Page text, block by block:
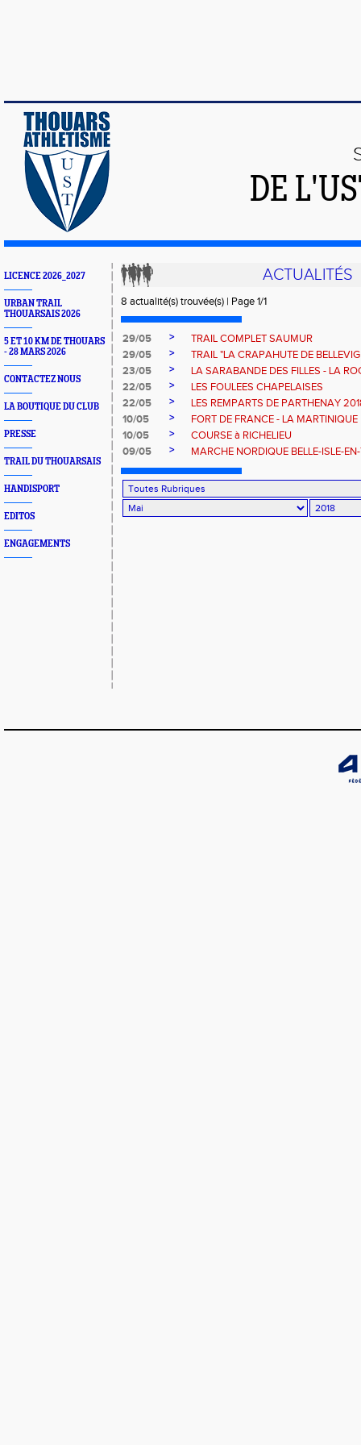
DE
LICENCE 2026_2027
URBAN TRAIL
THOUARSAIS 2026
5 ET 10 KM DE THOUARS
- 28 MARS 2026
CONTACTEZ NOUS
LA BOUTIQUE DU CLUB
PRESSE
TRAIL DU THOUARSAIS
HANDISPORT
EDITOS
ENGAGEMENTS
ACTUALITÉS
8 actualité(s) trouvée(s) | Page 1/1
29/05 >
TRAIL COMPLET SAUMUR
29/05
>
TRAIL "LA CRAPAHUTE DE
23/05
>
LA SARABANDE DES FILLES - LA
22/05
>
LES FOULEES CHAPELAISES
22/05
>
LES REMPARTS DE PARTHENAY
10/05
>
FORT DE FRANCE - LA MARTINIQUE
10/05
>
COURSE à RICHELIEU
09/05
> MARCHE NORDIQUE BELLE-ISLE-